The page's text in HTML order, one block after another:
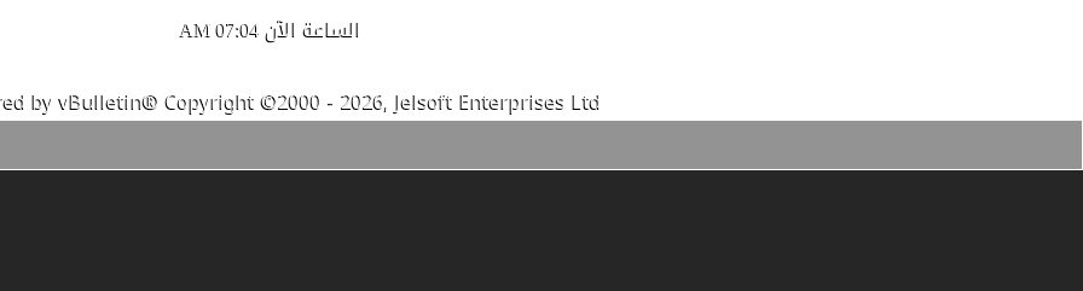
الساعة الآن 07:04 AM
by vBulletin® Copyright ©2000 - 2026, Jelsoft Enterprises Ltd.